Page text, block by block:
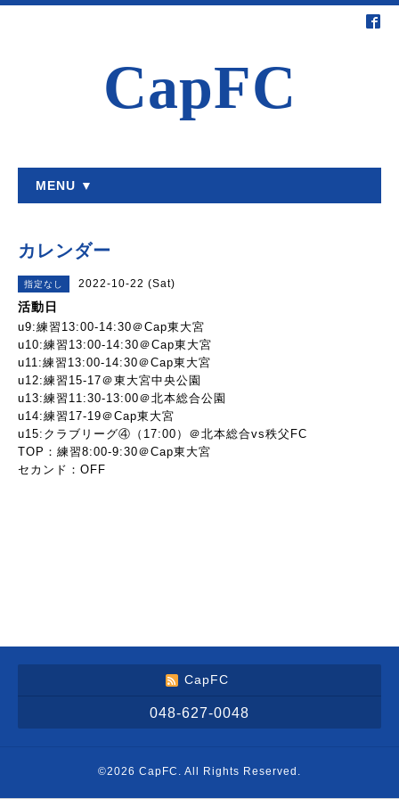
CapFC
MENU ▼
カレンダー
指定なし 2022-10-22 (Sat)
活動日
u9:練習13:00-14:30＠Cap東大宮
u10:練習13:00-14:30＠Cap東大宮
u11:練習13:00-14:30＠Cap東大宮
u12:練習15-17＠東大宮中央公園
u13:練習11:30-13:00＠北本総合公園
u14:練習17-19＠Cap東大宮
u15:クラブリーグ④（17:00）＠北本総合vs秩父FC
TOP：練習8:00-9:30＠Cap東大宮
セカンド：OFF
CapFC
048-627-0048
©2026 CapFC . All Rights Reserved.